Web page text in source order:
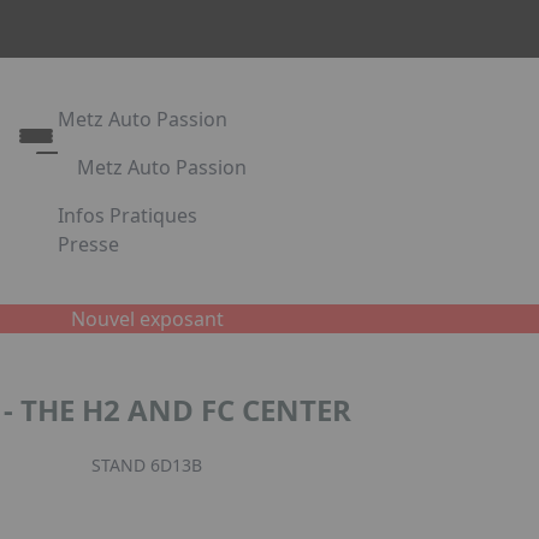
Metz Auto Passion
Metz Auto Passion
Le rendez-vous des passionnés d'automobile
Metz Auto Passion en images
Infos Pratiques
Presse
Nouvel exposant
THE H2 AND FC CENTER
STAND 6D13B